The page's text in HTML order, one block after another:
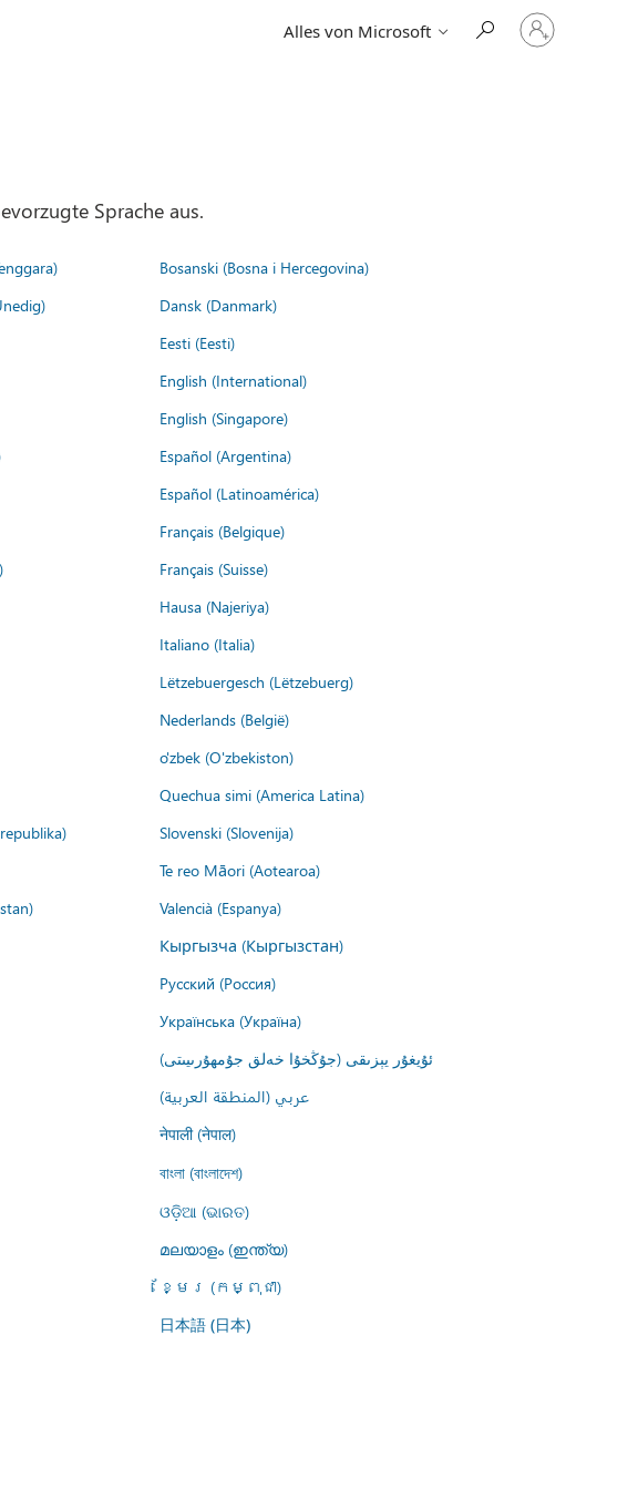
Alles von Microsoft
Bei
Ihrem
Konto
Sprache aus.
Bosanski (Bosna i Hercegovina)
Dansk (Danmark)
Eesti (Eesti)
English (International)
English (Singapore)
Español (Argentina)
Español (Latinoamérica)
Français (Belgique)
Français (Suisse)
Hausa (Najeriya)
Italiano (Italia)
Lëtzebuergesch (Lëtzebuerg)
Nederlands (België)
o'zbek (O'zbekiston)
Quechua simi (America Latina)
Slovenski (Slovenija)
Te reo Māori (Aotearoa)
Valencià (Espanya)
Кыргызча (Кыргызстан)
Русский (Россия)
Українська (Україна)
ئۇيغۇر يېزىقى (جۇڭخۇا خەلق جۇمھۇرىيىتى)
عربي (المنطقة العربية)
नेपाली (नेपाल)
বাংলা (বাংলাদেশ)
ଓଡ଼ିଆ (ଭାରତ)
മലയാളം (ഇന്ത്യ)
ខ្មែរ (កម្ពុជា)
日本語 (日本)